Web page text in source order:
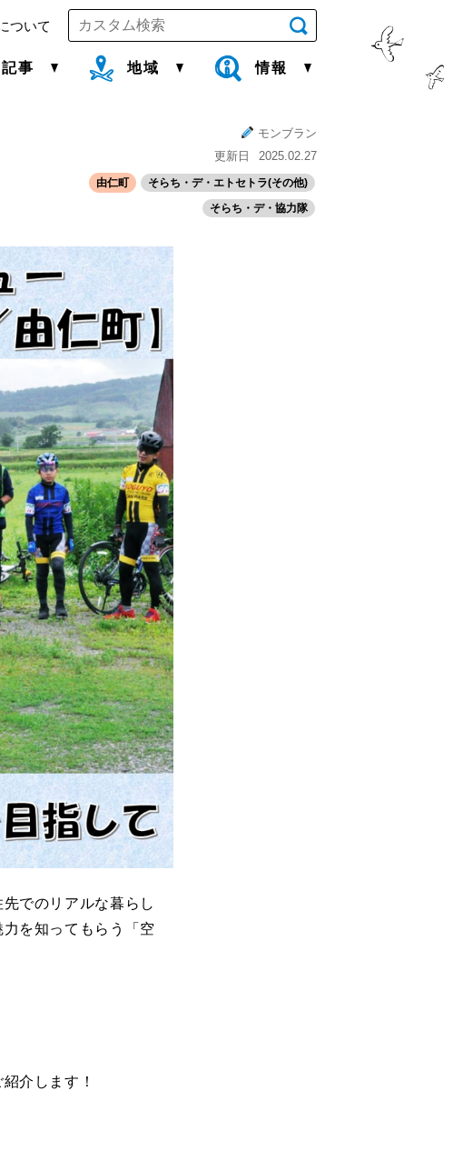
ついて
記事 地域 情報
モンブラン
更新日
2025.02.27
由仁町
そらち・デ・エトセトラ(その他)
そらち・デ・協力隊
でのリアルな暮らし
を知ってもらう「空
介します！